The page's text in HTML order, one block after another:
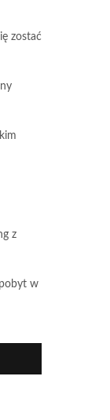
zostać
z
w